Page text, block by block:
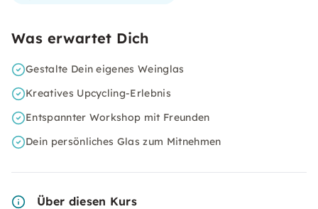
Was erwartet Dich
Gestalte Dein eigenes Weinglas
Kreatives Upcycling-Erlebnis
Entspannter Workshop mit Freunden
Dein persönliches Glas zum Mitnehmen
Über diesen Kurs